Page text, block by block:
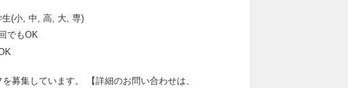
生(小, 中, 高, 大, 専)
でもOK
募集しています。 【詳細のお問い合わせは、